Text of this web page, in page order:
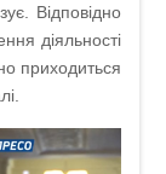
Відповідно
діяльності
приходиться